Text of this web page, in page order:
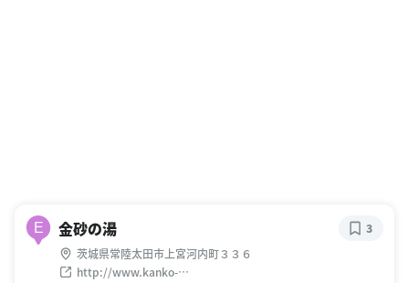
E 金砂の湯
茨城県常陸太田市上宮河内町３３６
http://www.kanko-
3